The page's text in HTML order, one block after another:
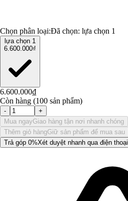
Chọn phân loại:Đã chọn: lựa chọn 1
lựa chọn 1
6.600.000₫
6.600.000₫
Còn hàng (100 sản phẩm)
-
+
Mua ngayGiao hàng tận nơi nhanh chóng
Thêm giỏ hàngGiữ sản phẩm để mua sau
Trả góp 0%Xét duyệt nhanh qua điện thoại